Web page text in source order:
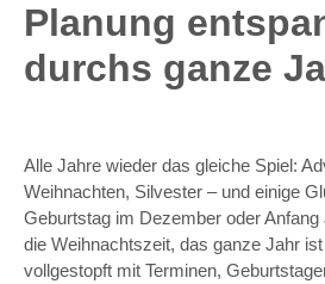
Planung
durchs ganze
Alle Jahre wieder das gleiche Spiel:
Weihnachten, Silvester – und einige
Geburtstag im Dezember oder
die Weihnachtszeit, das ganze Jahr
vollgestopft mit Terminen,